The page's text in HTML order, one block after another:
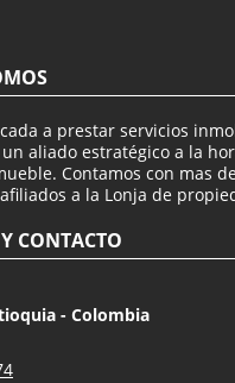
a prestar servicios
aliado estratégico a la
Contamos con mas
a la Lonja de
CONTACTO
- Colombia